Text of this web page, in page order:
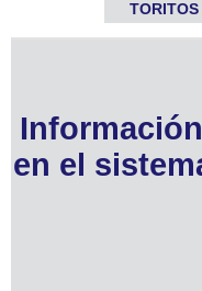
TORITOS
en el